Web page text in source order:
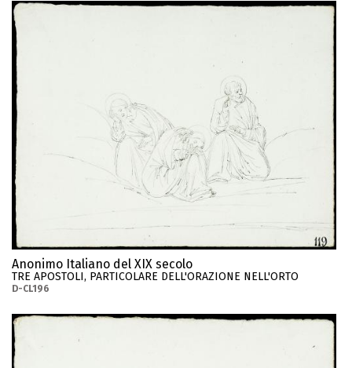
Anonimo Italiano del XIX secolo
TRE APOSTOLI, PARTICOLARE DELL'ORAZIONE NELL'ORTO
D-CL196